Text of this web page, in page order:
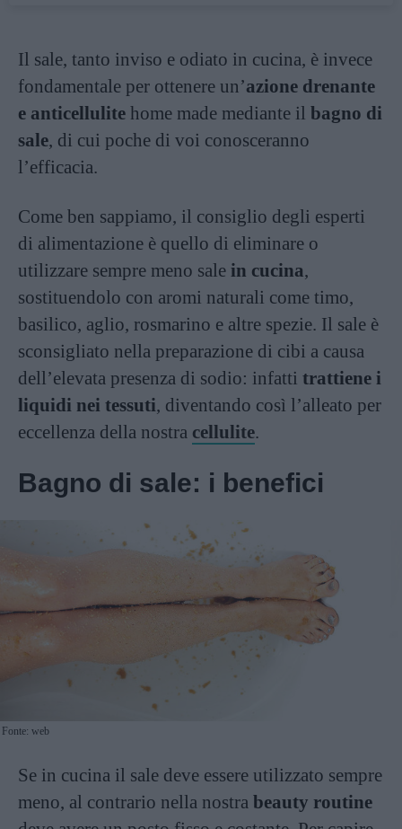
Il sale, tanto inviso e odiato in cucina, è invece
fondamentale per ottenere un’azione drenante
e anticellulite home made mediante il bagno di
sale, di cui poche di voi conosceranno
l’efficacia.
Come ben sappiamo, il consiglio degli esperti
di alimentazione è quello di eliminare o
utilizzare sempre meno sale in cucina,
sostituendolo con aromi naturali come timo,
basilico, aglio, rosmarino e altre spezie. Il sale è
sconsigliato nella preparazione di cibi a causa
dell’elevata presenza di sodio: infatti trattiene i
liquidi nei tessuti, diventando così l’alleato per
eccellenza della nostra cellulite.
Bagno di sale: i benefici
Fonte: web
Se in cucina il sale deve essere utilizzato sempre
meno, al contrario nella nostra beauty routine